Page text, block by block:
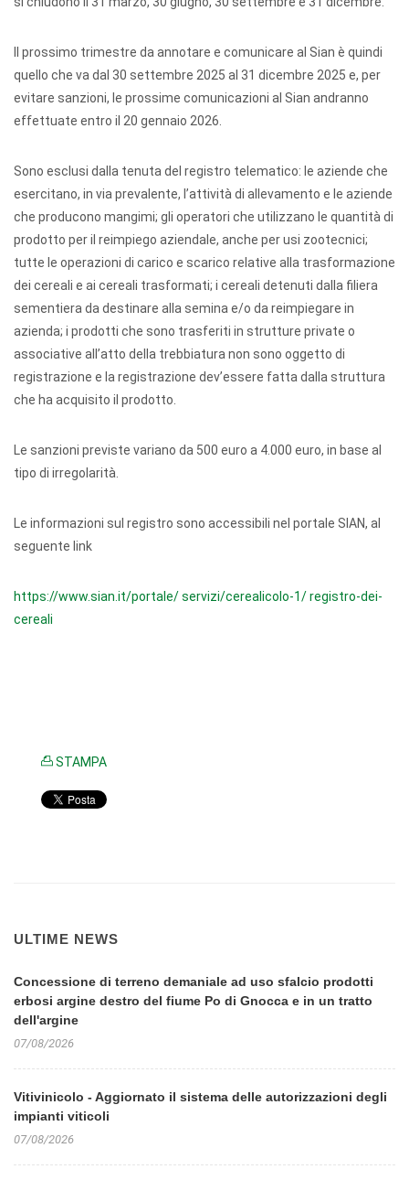
Il prossimo trimestre da annotare e comunicare al Sian è quindi
quello che va dal 30 settembre 2025 al 31 dicembre 2025 e, per
evitare sanzioni, le prossime comunicazioni al Sian andranno
effettuate entro il 20 gennaio 2026.
Sono esclusi dalla tenuta del registro telematico: le aziende che
esercitano, in via prevalente, l’attività di allevamento e le aziende
che producono mangimi; gli operatori che utilizzano le quantità di
prodotto per il reimpiego aziendale, anche per usi zootecnici;
tutte le operazioni di carico e scarico relative alla trasformazione
dei cereali e ai cereali trasformati; i cereali detenuti dalla filiera
sementiera da destinare alla semina e/o da reimpiegare in
azienda; i prodotti che sono trasferiti in strutture private o
associative all’atto della trebbiatura non sono oggetto di
registrazione e la registrazione dev’essere fatta dalla struttura
che ha acquisito il prodotto.
Le sanzioni previste variano da 500 euro a 4.000 euro, in base al
tipo di irregolarità.
Le informazioni sul registro sono accessibili nel portale SIAN, al
seguente link
https://www.sian.it/portale/servizi/cerealicolo-1/registro-dei-
cereali
STAMPA
ULTIME NEWS
Concessione di terreno demaniale ad uso sfalcio prodotti
erbosi argine destro del fiume Po di Gnocca e in un tratto
dell'argine
07/08/2026
Vitivinicolo - Aggiornato il sistema delle autorizzazioni degli
impianti viticoli
07/08/2026